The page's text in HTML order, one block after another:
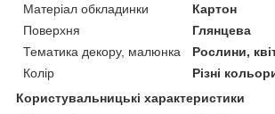
Матеріал обкладинки
Картон
Поверхня
Глянцева
Тематика декору, малюнка
Рослини,
Колір
Різні
Користувальницькі характеристики